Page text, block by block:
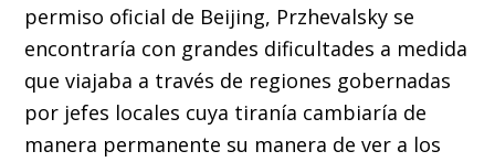
permiso oficial de Beijing, Przhevalsky se
encontraría con grandes dificultades a medida
que viajaba a través de regiones gobernadas
por jefes locales cuya tiranía cambiaría de
manera permanente su manera de ver a los